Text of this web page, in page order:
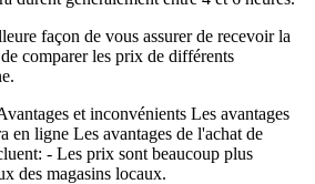
façon de vous assurer de recevoir la
comparer les prix de différents
et inconvénients Les avantages
en ligne Les avantages de l'achat de
- Les prix sont beaucoup plus
des magasins locaux.